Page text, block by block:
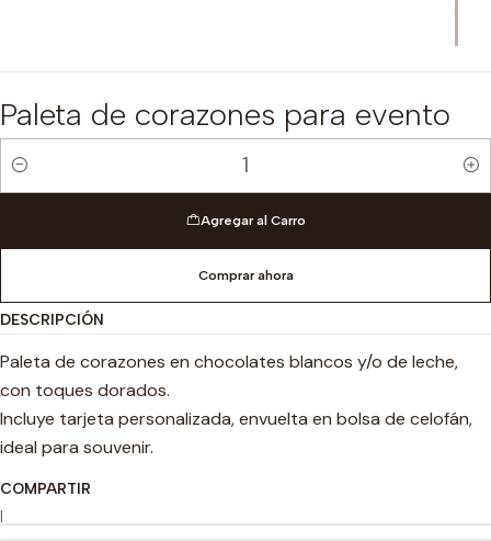
Paleta de corazones para evento
Cantidad
Agregar al Carro
Comprar ahora
DESCRIPCIÓN
Paleta de corazones en chocolates blancos y/o de leche,
con toques dorados.
Incluye tarjeta personalizada, envuelta en bolsa de celofán,
ideal para souvenir.
COMPARTIR
|